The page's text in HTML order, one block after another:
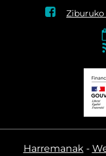

Harremanak